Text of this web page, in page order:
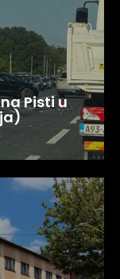
Pisti u